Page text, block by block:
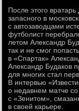
После этого
запасного в
с автозаводцами
футболист
летом Александр
так и не смог
в «Спартак»
Александр Будаков
для многих стал
В интервью
о недавнем матче
с «Зенитом»,
в своей карьере.